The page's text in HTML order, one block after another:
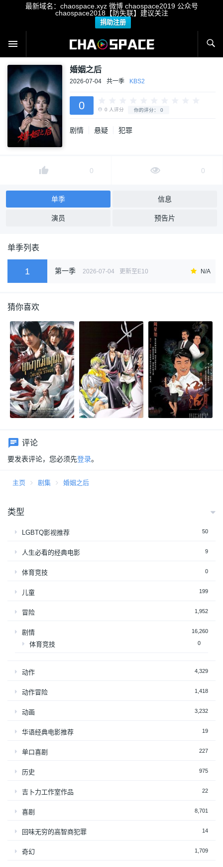
最新域名：chaospace.xyz 微博 chaospace2019 公众号
chaospace2018【防失联】建议关注
捐助注册
婚姻之后
2026-07-04 共一季 KBS2
0
剧情 悬疑 犯罪
0 0
单季 信息
演员 预告片
单季列表
1 第一季 2026-07-04 更新至E10 N/A
猜你喜欢
评论
要发表评论，您必须先登录。
主页 剧集 婚姻之后
类型
LGBTQ影视推荐 50
人生必看的经典电影 9
体育竞技 0
儿童 199
冒险 1,952
剧情 16,260
体育竞技 0
动作 4,329
动作冒险 1,418
动画 3,232
华语经典电影推荐 19
单口喜剧 227
历史 975
吉卜力工作室作品 22
喜剧 8,701
回味无穷的高智商犯罪 14
奇幻 1,709